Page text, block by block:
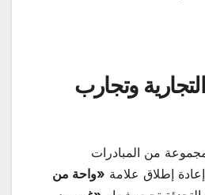
وتجارب
تنفيذ مجموعة من المبادرات
إعادة إطلاق علامة «واحة من